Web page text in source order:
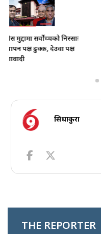
राष्ट्रपतिले के सोधे ? बालेनले के जवाफ
दिए ?
सिधाकुरा
THE REPORTER